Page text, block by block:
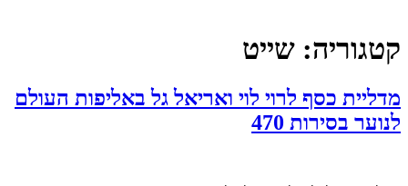
קטגוריה: שייט
מדליית כסף לרוי לוי ואריאל גל באליפות העולם
לנוער בסירות 470